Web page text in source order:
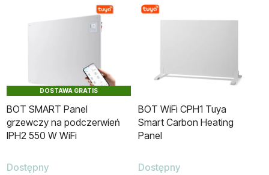
DOSTAWA GRATIS
BOT SMART Panel
grzewczy na podczerwień
IPH2 550 W WiFi
Dostępny
BOT WiFi CPH1 Tuya
Smart Carbon Heating
Panel
Dostępny